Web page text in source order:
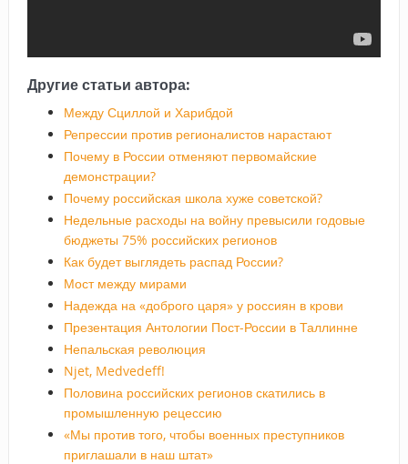
Другие статьи автора:
Между Сциллой и Харибдой
Репрессии против регионалистов нарастают
Почему в России отменяют первомайские
демонстрации?
Почему российская школа хуже советской?
Недельные расходы на войну превысили годовые
бюджеты 75% российских регионов
Как будет выглядеть распад России?
Мост между мирами
Надежда на «доброго царя» у россиян в крови
Презентация Антологии Пост-России в Таллинне
Непальская революция
Njet, Medvedeff!
Половина российских регионов скатились в
промышленную рецессию
«Мы против того, чтобы военных преступников
приглашали в наш штат»